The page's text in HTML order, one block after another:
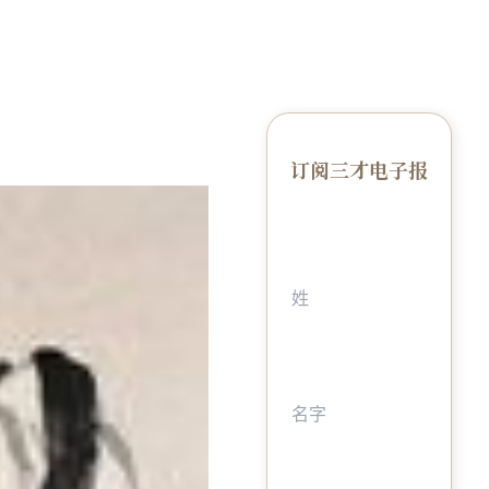
订阅三才电子报